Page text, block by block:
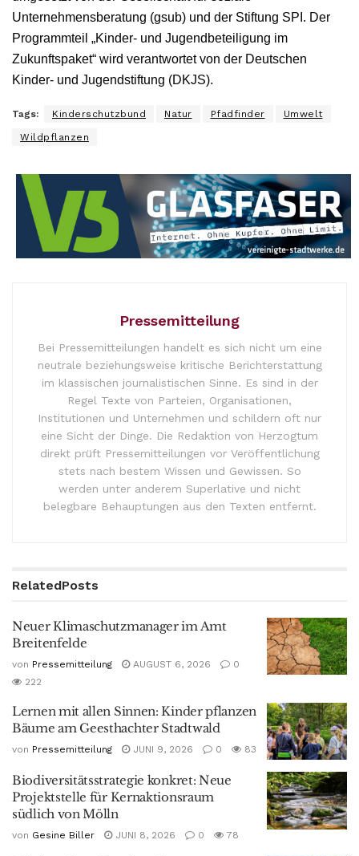
Unternehmensberatung (gsub) und der Stiftung SPI. Der
Programmteil „Kinder- und Jugendbeteiligung im
Zukunftspaket“ wird verantwortet von der Deutschen
Kinder- und Jugendstiftung (DKJS).
Tags: Kinderschutzbund Natur Pfadfinder Umwelt
Wildpflanzen
Pressemitteilung
Bei Pressemitteilungen handelt es sich nicht um eine
neutrale beziehungsweise kritische Berichterstattung
im klassischen journalistischen Sinne. Es sind in der
Regel Texte von Parteien, Organisationen,
Institutionen und Unternehmen und schildern oft nur
eine Sicht der Dinge. Die Redaktion von Herzogtum
direkt prüft Pressemitteilungen vor Veröffentlichung
stets nach bestem Wissen und Gewissen. So
werden unter anderem Superlative und nicht
belegbare Behauptungen aus den Texten entfernt.
RelatedPosts
Neuer Klimaschutzmanager im Amt
Breitenfelde
von Pressemitteilung AUGUST 6, 2026
0
222
Lernen mit allen Sinnen: Kinder pflanzen
Bäume am Geesthachter Stadtwald
von Pressemitteilung JUNI 9, 2026 0 83
Biodiversitätsstrategie konkret: Neue
Projektstelle für Kernaktionsraum
südlich von Mölln
von Gesine Biller JUNI 8, 2026 0 78